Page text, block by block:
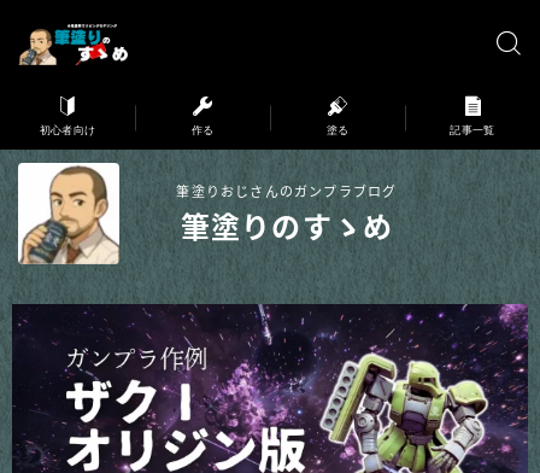
初心者向け 作る 塗る 記事一覧
※弊サイトはアフィリエイト広告を利用しています。
筆塗りおじさんのガンプラブログ
筆塗りのすゝめ